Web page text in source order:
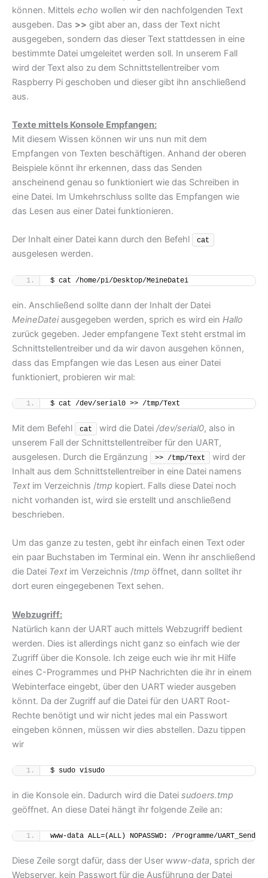
können. Mittels echo wollen wir den nachfolgenden Text
ausgeben. Das >> gibt aber an, dass der Text nicht
ausgegeben, sondern das dieser Text stattdessen in eine
bestimmte Datei umgeleitet werden soll. In unserem Fall
wird der Text also zu dem Schnittstellentreiber vom
Raspberry Pi geschoben und dieser gibt ihn anschließend
aus.
Texte mittels Konsole Empfangen:
Mit diesem Wissen können wir uns nun mit dem
Empfangen von Texten beschäftigen. Anhand der oberen
Beispiele könnt ihr erkennen, dass das Senden
anscheinend genau so funktioniert wie das Schreiben in
eine Datei. Im Umkehrschluss sollte das Empfangen wie
das Lesen aus einer Datei funktionieren.
Der Inhalt einer Datei kann durch den Befehl cat
ausgelesen werden.
$ cat /home/pi/Desktop/MeineDatei
ein. Anschließend sollte dann der Inhalt der Datei
MeineDateiausgegeben werden, sprich es wird ein Hallo
zurück gegeben. Jeder empfangene Text steht erstmal im
Schnittstellentreiber und da wir davon ausgehen können,
dass das Empfangen wie das Lesen aus einer Datei
funktioniert, probieren wir mal:
$ cat /dev/serial0 >> /tmp/Text
Mit dem Befehl cat wird die Datei /dev/serial0, also in
unserem Fall der Schnittstellentreiber für den UART,
ausgelesen. Durch die Ergänzung
>> /tmp/Text
wird der
Inhalt aus dem Schnittstellentreiber in eine Datei namens
Text im Verzeichnis /tmp kopiert. Falls diese Datei noch
nicht vorhanden ist, wird sie erstellt und anschließend
beschrieben.
Um das ganze zu testen, gebt ihr einfach einen Text oder
ein paar Buchstaben im Terminal ein. Wenn ihr anschließend
die Datei Text im Verzeichnis /tmp öffnet, dann solltet ihr
dort euren eingegebenen Text sehen.
Webzugriff:
Natürlich kann der UART auch mittels Webzugriff bedient
werden. Dies ist allerdings nicht ganz so einfach wie der
Zugriff über die Konsole. Ich zeige euch wie ihr mit Hilfe
eines C-Programmes und PHP Nachrichten die ihr in einem
Webinterface eingebt, über den UART wieder ausgeben
könnt. Da der Zugriff auf die Datei für den UART Root-
Rechte benötigt und wir nicht jedes mal ein Passwort
eingeben können, müssen wir dies abstellen. Dazu tippen
wir
$ sudo visudo
in die Konsole ein. Dadurch wird die Datei sudoers.tmp
geöffnet. An diese Datei hängt ihr folgende Zeile an:
www-data ALL=(ALL) NOPASSWD: /Programme/UART_Senden
Diese Zeile sorgt dafür, dass der User www-data, sprich der
Webserver, kein Passwort für die Ausführung der Datei